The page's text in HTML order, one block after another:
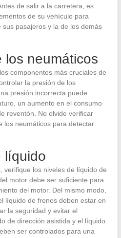
de salir a la carretera, es
de su vehículo para
pasajeros y la de los demás
los neumáticos
componentes más cruciales de
la presión de los
presión incorrecta puede
un aumento en el consumo
reventón. No olvide verificar
los neumáticos para detectar
líquido
verifique los niveles de líquido de
motor debe ser suficiente para
del motor. Del mismo modo,
líquido de frenos deben estar en
la seguridad y evitar el
de dirección asistida y el líquido
ser controlados para una